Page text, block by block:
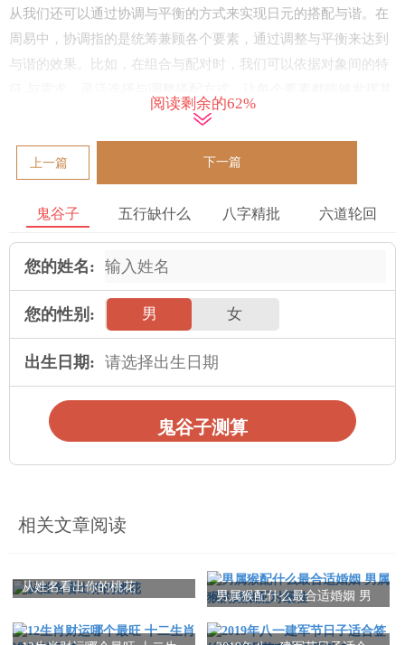
从我们还可以通过协调与平衡的方式来实现日元的搭配与谐。在
周易中，协调指的是统筹兼顾各个要素，通过调整与平衡来达到
与谐的效果。比如，在组合与配对时，我们可以依据对象间的特
1 - 调整对象属性
象的属性，可以让其与其他对象相互匹配。在服装搭配中，我们
可以依据不同的场合与气氛，选择不同风格、对颜色与材质的服
装，以实现与谐、舒适的效果。
在大自然中，也存在着多样的对象属性来实现日元搭配与谐。动
植物的颜色与形态都是通过自然选择与进化过程中的适应环境而
发展起来的。当然，在这里面也包含了许多奇特的例子，比如动
物、以植物与生物环境的搭配等。
通过调整对象属性，可以实现日元搭配与谐的效果，使对象能够
为中与是实现日元搭配与谐的另一种重要方式。通过中与，可以
是社会群体，都需要协调人际关系来实现与谐共处与共同进步。
阅读剩余的62%
上一篇 下一篇
鬼谷子 五行缺什么 八字精批 六道轮回
您的姓名:
您的性别: 男 女
出生日期:
鬼谷子测算
相关文章阅读
从姓名看出你的桃花
男属猴配什么最合适婚姻 男